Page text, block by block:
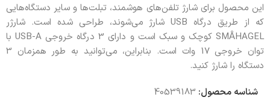
این محصول برای شارژ تلفن‌های هوشمند، تبلت‌ها و سایر دستگاه‌هایی
که از طریق درگاه USB شارژ می‌شوند، طراحی شده است. شارژر
SMÅHAGEL کوچک و سبک است و دارای 3 درگاه خروجی USB-A با
توان خروجی 17 وات است. بنابراین، می‌توانید به طور همزمان 3
دستگاه را شارژ کنید.
شناسه محصول: 40539183